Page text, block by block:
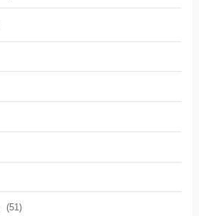
(51)